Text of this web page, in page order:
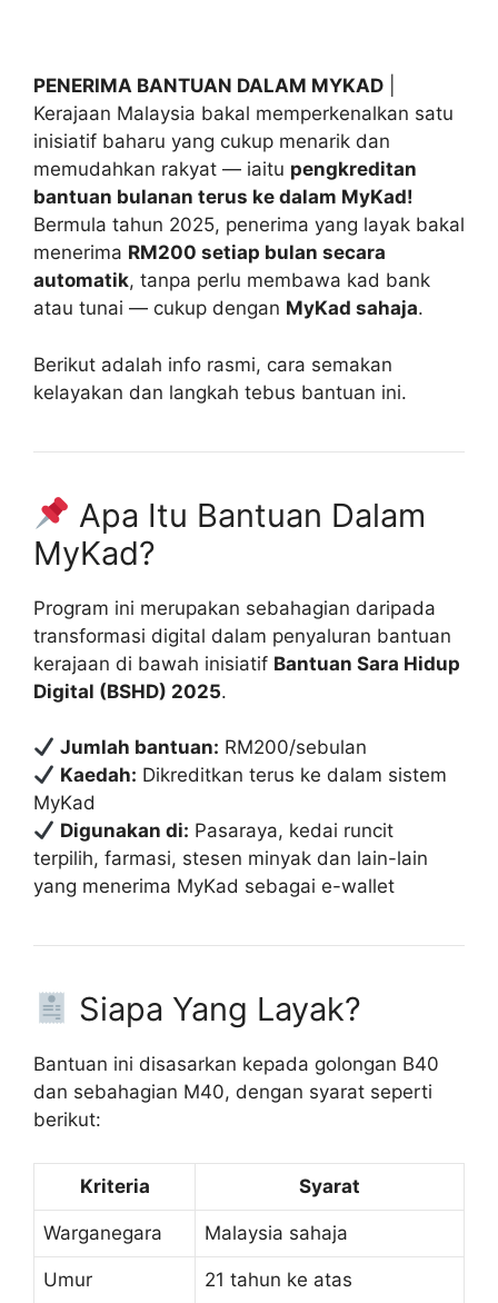
PENERIMA BANTUAN DALAM MYKAD
Kerajaan Malaysia bakal memperkenalkan satu
inisiatif baharu yang cukup menarik dan
memudahkan rakyat — iaitu pengkreditan
bantuan bulanan terus ke dalam MyKad!
Bermula tahun 2025, penerima yang layak bakal
menerima RM200 setiap bulan secara
automatik, tanpa perlu membawa kad bank
atau tunai — cukup dengan MyKad sahaja.
Berikut adalah info rasmi, cara semakan
kelayakan dan langkah tebus bantuan ini.
Apa Itu Bantuan Dalam
MyKad?
Program ini merupakan sebahagian daripada
transformasi digital dalam penyaluran bantuan
kerajaan di bawah inisiatif Bantuan Sara Hidup
Digital (BSHD) 2025.
Jumlah bantuan: RM200/sebulan
Kaedah: Dikreditkan terus ke dalam sistem
MyKad
Digunakan di: Pasaraya, kedai runcit
terpilih, farmasi, stesen minyak dan lain-lain
yang menerima MyKad sebagai e-wallet
Siapa Yang Layak?
Bantuan ini disasarkan kepada golongan B40
dan sebahagian M40, dengan syarat seperti
berikut:
Kriteria Syarat
Warganegara Malaysia sahaja
Umur 21 tahun ke atas